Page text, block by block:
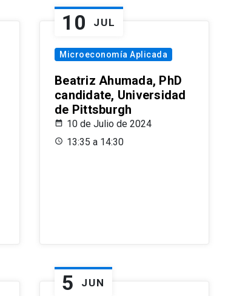
10 JUL
Microeconomía Aplicada
Beatriz Ahumada, PhD
candidate, Universidad
de Pittsburgh
10 de Julio de 2024
13:35 a 14:30
5 JUN